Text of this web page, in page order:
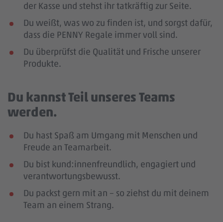
der Kasse und stehst ihr tatkräftig zur Seite.
Du weißt, was wo zu finden ist, und sorgst dafür,
dass die PENNY Regale immer voll sind.
Du überprüfst die Qualität und Frische unserer
Produkte.
Du kannst Teil unseres Teams
werden.
Du hast Spaß am Umgang mit Menschen und
Freude an Teamarbeit.
Du bist kund:innenfreundlich, engagiert und
verantwortungsbewusst.
Du packst gern mit an – so ziehst du mit deinem
Team an einem Strang.